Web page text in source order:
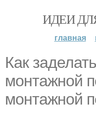
ИДЕИ
главная
Как
монтажной
монтажной